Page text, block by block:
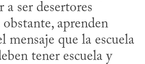
a ser desertores
obstante, aprenden
mensaje que la escuela
tener escuela y